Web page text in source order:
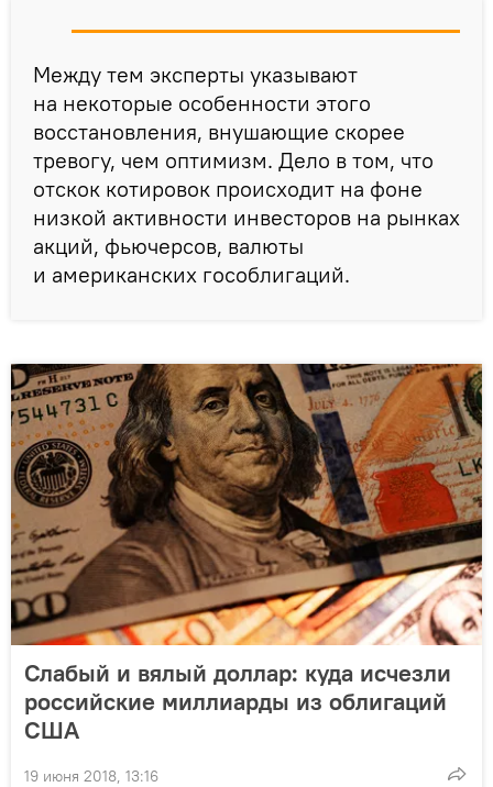
Между тем эксперты указывают
на некоторые особенности этого
восстановления, внушающие скорее
тревогу, чем оптимизм. Дело в том, что
отскок котировок происходит на фоне
низкой активности инвесторов на рынках
акций, фьючерсов, валюты
и американских гособлигаций.
Слабый и вялый доллар: куда исчезли
российские миллиарды из облигаций
США
19 июня 2018, 13:16